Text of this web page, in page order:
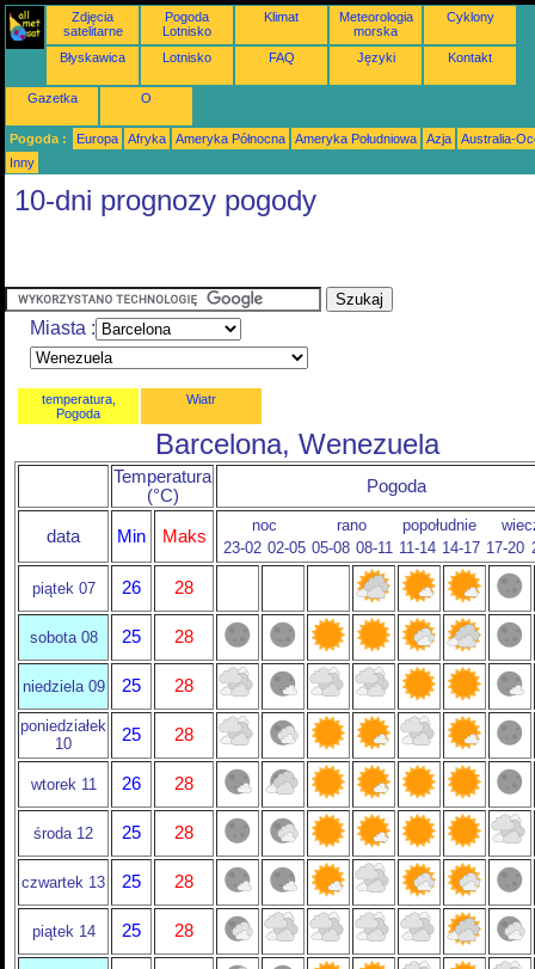
Zdjęcia
satelitarne
Pogoda
Lotnisko
Klimat
Meteorologia
morska
Cyklony
Błyskawica Lotnisko FAQ Języki Kontakt
Gazetka O
Pogoda : Europa Afryka Ameryka Północna Ameryka Południowa Azja
Australia-
Inny
10-dni prognozy pogody
Miasta :
temperatura,
Pogoda
Wiatr
Barcelona, Wenezuela
Temperatura
(°C)
Pogoda
data Min Maks
noc rano popołudnie
23-02 02-05 05-08 08-11 11-14 14-17 17-20
piątek 07 26 28
sobota 08 25 28
niedziela 09 25 28
poniedziałek
10
25 28
wtorek 11 26 28
środa 12 25 28
czwartek 13 25 28
piątek 14 25 28